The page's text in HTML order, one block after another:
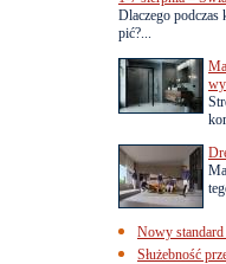
Dlaczego podczas
pić?...
Nowy
Służebność